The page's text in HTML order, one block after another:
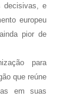
decisivas, e
europeu
pior de
para
que reúne
em suas